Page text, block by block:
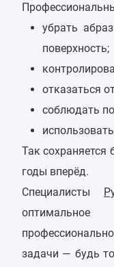
убрать
поверхность;
отказаться
соблюдать
Так сохраняется
годы вперёд.
Специалисты
задачи — будь